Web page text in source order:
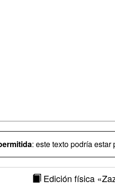
: este texto podría estar
Edición física